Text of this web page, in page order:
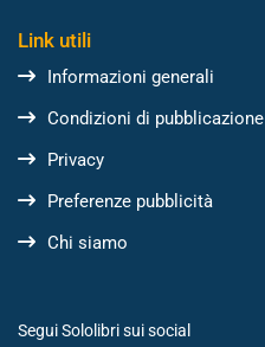
Link utili
Informazioni generali
Condizioni di pubblicazione
Privacy
Preferenze pubblicità
Chi siamo
Segui Sololibri sui social